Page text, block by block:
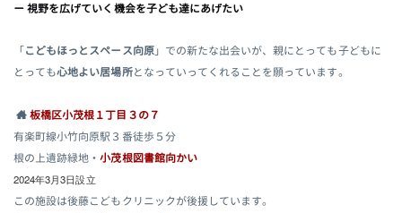
ー 視野を広げていく機会を子ども達にあげたい
「こどもほっとスペース向原」での新たな出会いが、親にとっても子どもに
とっても心地よい居場所となっていってくれることを願っています。
板橋区小茂根１丁目３の７
有楽町線小竹向原駅３番徒歩５分
根の上遺跡緑地・小茂根図書館向かい
2024年3月3日設立
この施設は後藤こどもクリニックが後援しています。